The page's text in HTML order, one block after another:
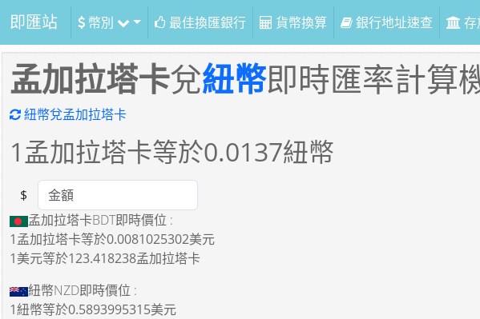
即匯站 幣別 最佳換匯銀行 貨幣換算 銀行地址速查 存
孟加拉塔卡兌紐幣即時匯率計算
紐幣兌孟加拉塔卡
1孟加拉塔卡等於0.0137紐幣
Amount
$
孟加拉塔卡BDT即時價位 :
1孟加拉塔卡等於0.0081025302美元
1美元等於123.418238孟加拉塔卡
紐幣NZD即時價位 :
1紐幣等於0.5893995315美元